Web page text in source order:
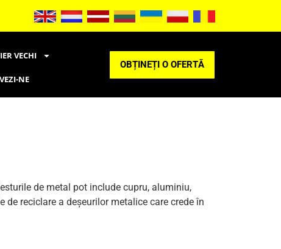
VECHI
NE
OBȚINEȚI O OFERTĂ
de metal pot include cupru, aluminiu,
reciclare a deșeurilor metalice care crede în